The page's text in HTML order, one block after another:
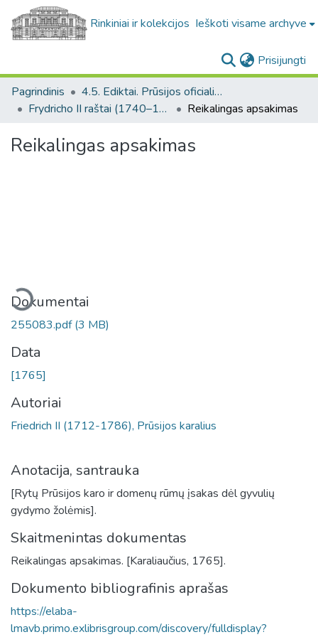
Rinkiniai ir kolekcijos Ieškoti visame archyve
Prisijungti
Pagrindinis
4.5. Ediktai. Prūsijos oficialiųjų raštų rinkinys / Edicts. Collection of Prussian official documents
Frydricho II raštai (1740–1786 m. valdymo metai) / Papers of Frederick II (reigned 1740–1786)
Reikalingas apsakimas
Reikalingas apsakimas
Dokumentai
255083.pdf(3 MB)
Data
[1765]
Autoriai
Friedrich II (1712-1786), Prūsijos karalius
Anotacija, santrauka
[Rytų Prūsijos karo ir domenų rūmų įsakas dėl gyvulių
gydymo žolėmis].
Skaitmenintas dokumentas
Reikalingas apsakimas. [Karaliaučius, 1765].
Dokumento bibliografinis aprašas
https://elaba-
lmavb.primo.exlibrisgroup.com/discovery/fulldisplay?